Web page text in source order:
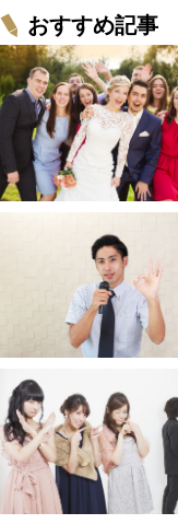
おすすめ記事